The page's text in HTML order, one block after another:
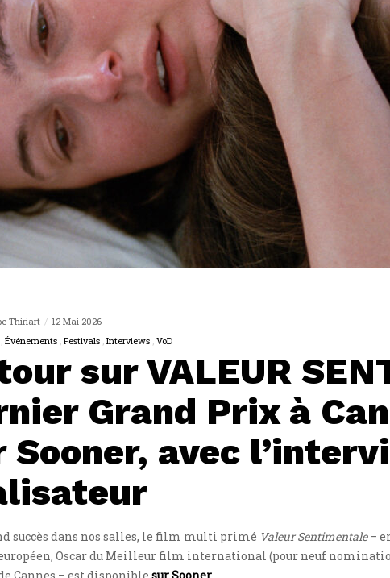
Thiriart
12 Mai 2026
Événements Festivals Interviews VoD
sur VALEUR
Grand Prix à
Sooner, avec
succès dans nos salles, le film multi primé Valeur Sentimentale–
Oscar du Meilleur film international (pour neuf